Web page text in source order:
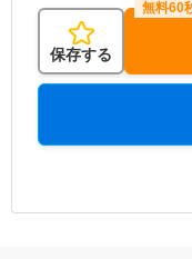
保存する